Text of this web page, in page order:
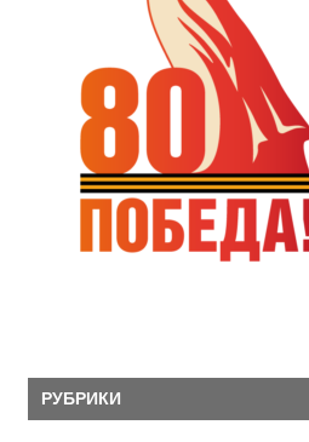
РУБРИКИ